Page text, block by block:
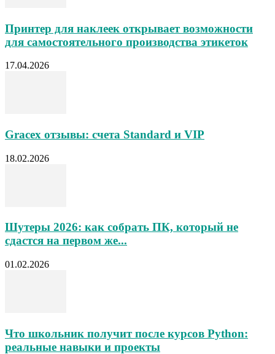
Принтер для наклеек открывает возможности
для самостоятельного производства этикеток
17.04.2026
Gracex отзывы: счета Standard и VIP
18.02.2026
Шутеры 2026: как собрать ПК, который не
сдастся на первом же...
01.02.2026
Что школьник получит после курсов Python:
реальные навыки и проекты